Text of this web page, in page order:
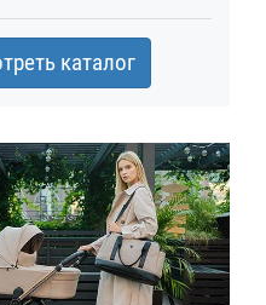
каталог